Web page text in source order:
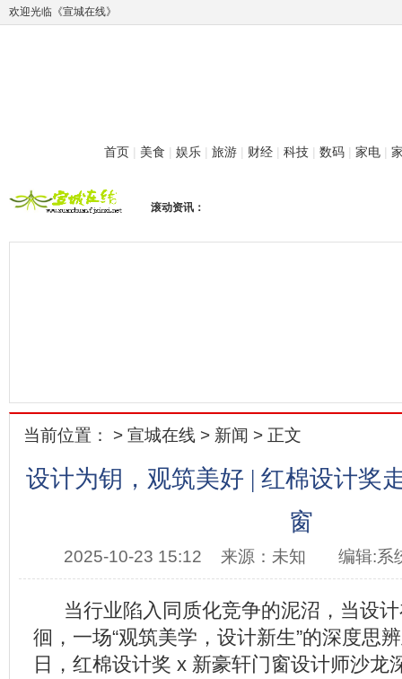
欢迎光临《宣城在线》
首页 | 美食 | 娱乐 | 旅游 | 财经 | 科技 | 数码 | 家电 |
滚动资讯：
当前位置： > 宣城在线 > 新闻 > 正文
设计为钥，观筑美好 | 红棉设计奖
窗
2025-10-23 15:12 来源：未知 编辑:系
当行业陷入同质化竞争的泥沼，当设
徊，一场“观筑美学，设计新生”的深度思
日，红棉设计奖 x 新豪轩门窗设计师沙龙